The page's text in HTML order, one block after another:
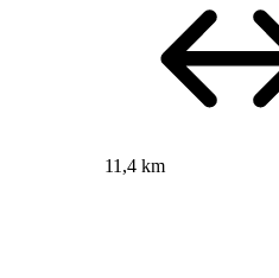
11,4 km